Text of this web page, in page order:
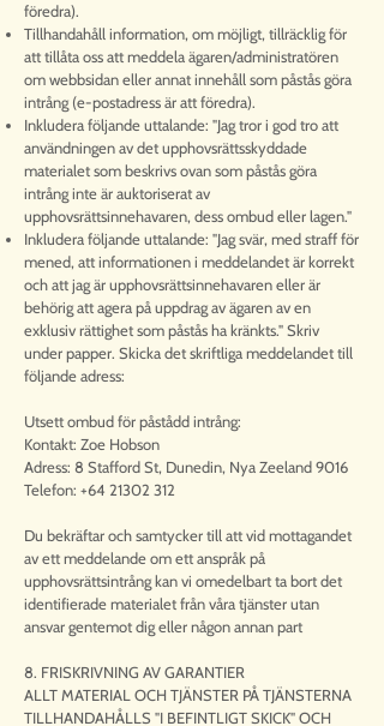
föredra).
Tillhandahåll information, om möjligt, tillräcklig för
att tillåta oss att meddela ägaren/administratören
om webbsidan eller annat innehåll som påstås göra
intrång (e-postadress är att föredra).
Inkludera följande uttalande: "Jag tror i god tro att
användningen av det upphovsrättsskyddade
materialet som beskrivs ovan som påstås göra
intrång inte är auktoriserat av
upphovsrättsinnehavaren, dess ombud eller lagen."
Inkludera följande uttalande: "Jag svär, med straff för
mened, att informationen i meddelandet är korrekt
och att jag är upphovsrättsinnehavaren eller är
behörig att agera på uppdrag av ägaren av en
exklusiv rättighet som påstås ha kränkts." Skriv
under papper. Skicka det skriftliga meddelandet till
följande adress:
Utsett ombud för påstådd intrång:
Kontakt: Zoe Hobson
Adress: 8 Stafford St, Dunedin, Nya Zeeland 9016
Telefon: +64 21302 312
Du bekräftar och samtycker till att vid mottagandet
av ett meddelande om ett anspråk på
upphovsrättsintrång kan vi omedelbart ta bort det
identifierade materialet från våra tjänster utan
ansvar gentemot dig eller någon annan part
8. FRISKRIVNING AV GARANTIER
ALLT MATERIAL OCH TJÄNSTER PÅ TJÄNSTERNA
TILLHANDAHÅLLS "I BEFINTLIGT SKICK" OCH